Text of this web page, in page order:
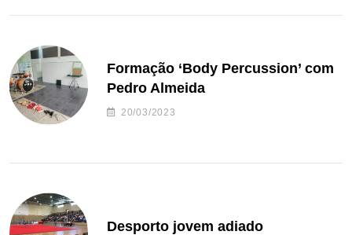
Formação ‘Body Percussion’ com
Pedro Almeida
20/03/2023
Desporto jovem adiado